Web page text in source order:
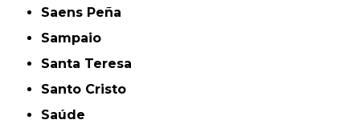
Saens Peña
Sampaio
Santa Teresa
Santo Cristo
Saúde